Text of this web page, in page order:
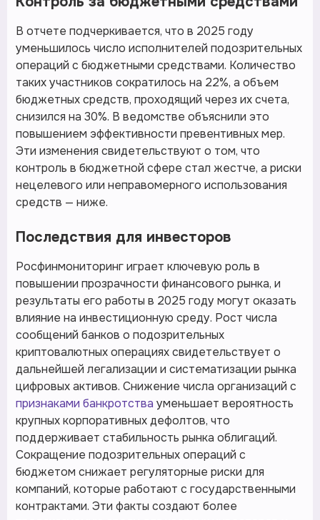
В отчете подчеркивается, что в 2025 году
уменьшилось число исполнителей подозрительных
операций с бюджетными средствами. Количество
таких участников сократилось на 22%, а объем
бюджетных средств, проходящий через их счета,
снизился на 30%. В ведомстве объяснили это
повышением эффективности превентивных мер.
Эти изменения свидетельствуют о том, что
контроль в бюджетной сфере стал жестче, а риски
нецелевого или неправомерного использования
средств — ниже.
Последствия для инвесторов
Росфинмониторинг играет ключевую роль в
повышении прозрачности финансового рынка, и
результаты его работы в 2025 году могут оказать
влияние на инвестиционную среду. Рост числа
сообщений банков о подозрительных
криптовалютных операциях свидетельствует о
дальнейшей легализации и систематизации рынка
цифровых активов. Снижение числа организаций с
признаками банкротства уменьшает вероятность
крупных корпоративных дефолтов, что
поддерживает стабильность рынка облигаций.
Сокращение подозрительных операций с
бюджетом снижает регуляторные риски для
компаний, которые работают с государственными
контрактами. Эти факты создают более